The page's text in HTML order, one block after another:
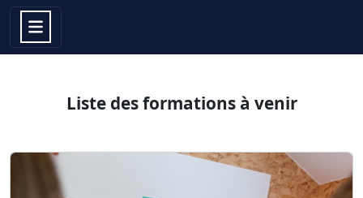
Liste des formations à venir